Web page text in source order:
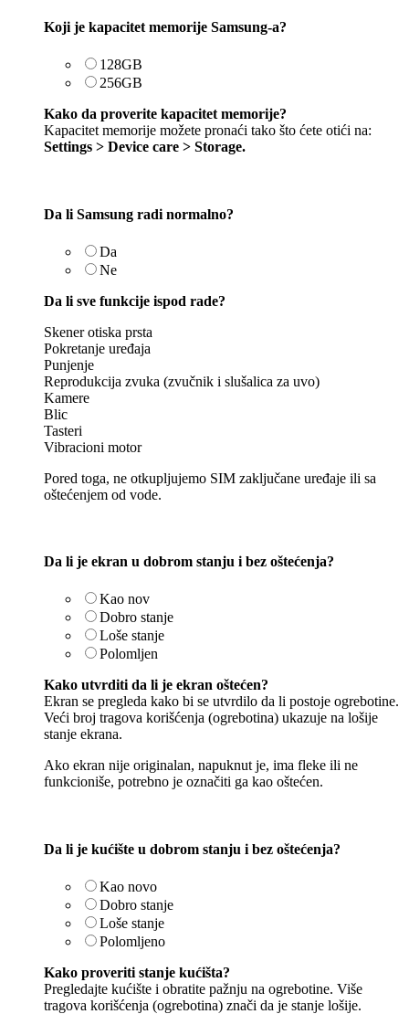
Koji je kapacitet memorije Samsung-a?
128GB
256GB
Kako da proverite kapacitet memorije?
Kapacitet memorije možete pronaći tako što ćete otići na:
Settings > Device care > Storage.
Da li Samsung radi normalno?
Da
Ne
Da li sve funkcije ispod rade?
Skener otiska prsta
Pokretanje uređaja
Punjenje
Reprodukcija zvuka (zvučnik i slušalica za uvo)
Kamere
Blic
Tasteri
Vibracioni motor
Pored toga, ne otkupljujemo SIM zaključane uređaje ili sa
oštećenjem od vode.
Da li je ekran u dobrom stanju i bez oštećenja?
Kao nov
Dobro stanje
Loše stanje
Polomljen
Kako utvrditi da li je ekran oštećen?
Ekran se pregleda kako bi se utvrdilo da li postoje ogrebotine.
Veći broj tragova korišćenja (ogrebotina) ukazuje na lošije
stanje ekrana.
Ako ekran nije originalan, napuknut je, ima fleke ili ne
funkcioniše, potrebno je označiti ga kao oštećen.
Da li je kućište u dobrom stanju i bez oštećenja?
Kao novo
Dobro stanje
Loše stanje
Polomljeno
Kako proveriti stanje kućišta?
Pregledajte kućište i obratite pažnju na ogrebotine. Više
tragova korišćenja (ogrebotina) znači da je stanje lošije.